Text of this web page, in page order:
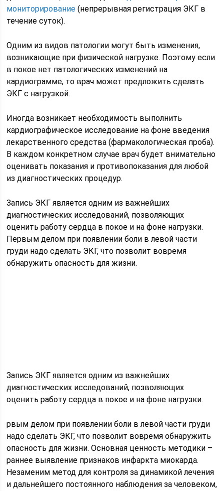
мониторирование (непрерывная регистрация ЭКГ в
течение суток).
Одним из видов патологии могут быть изменения,
возникающие при физической нагрузке. Поэтому если
в покое нет патологических изменений на
кардиограмме, то врач может предложить сделать
ЭКГ с нагрузкой.
Иногда возникает необходимость выполнить
кардиографическое исследование на фоне введения
лекарственного средства (фармакологическая проба).
В каждом конкретном случае врач будет внимательно
оценивать показания и противопоказания для любой
из диагностических процедур.
Запись ЭКГ является одним из важнейших
диагностических исследований, позволяющих
оценить работу сердца в покое и на фоне нагрузки.
Первым делом при появлении боли в левой части
груди надо сделать ЭКГ, что позволит вовремя
обнаружить опасность для жизни.
Запись ЭКГ является одним из важнейших
диагностических исследований, позволяющих
оценить работу сердца в покое и на фоне нагрузки.
рвым делом при появлении боли в левой части груди
надо сделать ЭКГ, что позволит вовремя обнаружить
опасность для жизни. Основная ценность методики –
раннее выявление признаков инфаркта миокарда.
Незаменим метод для контроля за динамикой лечения
и дальнейшего постоянного наблюдения за человеком,